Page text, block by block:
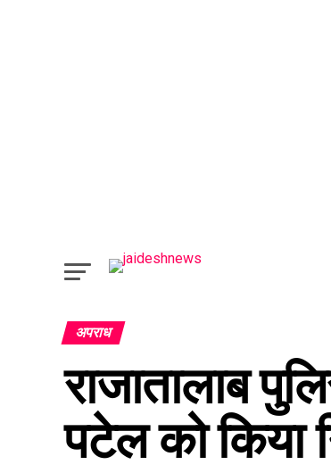
अपराध
राजातालाब
पटेल को किया